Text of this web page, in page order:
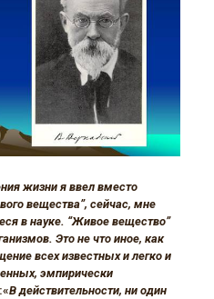
жизни я ввел вместо
вещества”, сейчас, мне
в науке. “Живое вещество”
Это не что иное, как
всех известных и легко и
эмпирически
В действительности, ни один